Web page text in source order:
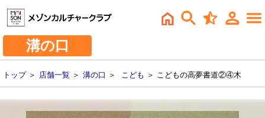
溝の口
トップ＞ 店舗一覧 ＞ 溝の口 ＞ こども ＞ こどもの高夢書道②④木